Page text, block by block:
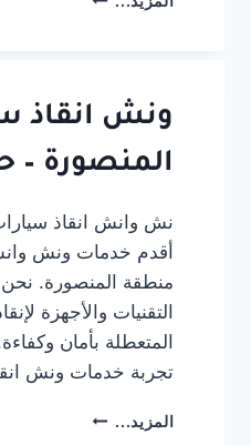
طريق
دمياط
ونش انقاذ
المنصورة
نش وانش انقاذ
أقدم خدمات ونش
منطقة المنصورة.
التقنيات والأجهزة
المتعطلة بأمان
تجربة خدمات ونش
المزيد... ونش